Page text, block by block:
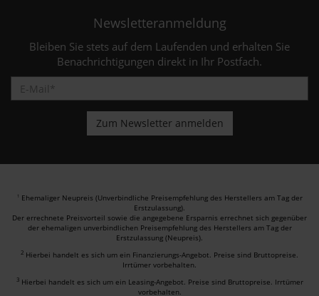
Newsletteranmeldung
Bleiben Sie stets auf dem Laufenden und erhalten Sie
Benachrichtigungen direkt in Ihr Postfach.
1 Ehemaliger Neupreis (Unverbindliche Preisempfehlung des Herstellers am Tag der
Erstzulassung).
Der errechnete Preisvorteil sowie die angegebene Ersparnis errechnet sich gegenüber
der ehemaligen unverbindlichen Preisempfehlung des Herstellers am Tag der
Erstzulassung (Neupreis).
2 Hierbei handelt es sich um ein Finanzierungs-Angebot. Preise sind Bruttopreise.
Irrtümer vorbehalten.
3 Hierbei handelt es sich um ein Leasing-Angebot. Preise sind Bruttopreise. Irrtümer
vorbehalten.